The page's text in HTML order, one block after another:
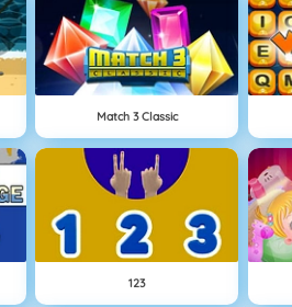
Match 3 Classic
123